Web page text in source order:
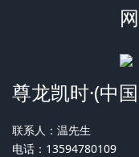
尊龙凯时·(中
联系人：温先生
电话：13594780109